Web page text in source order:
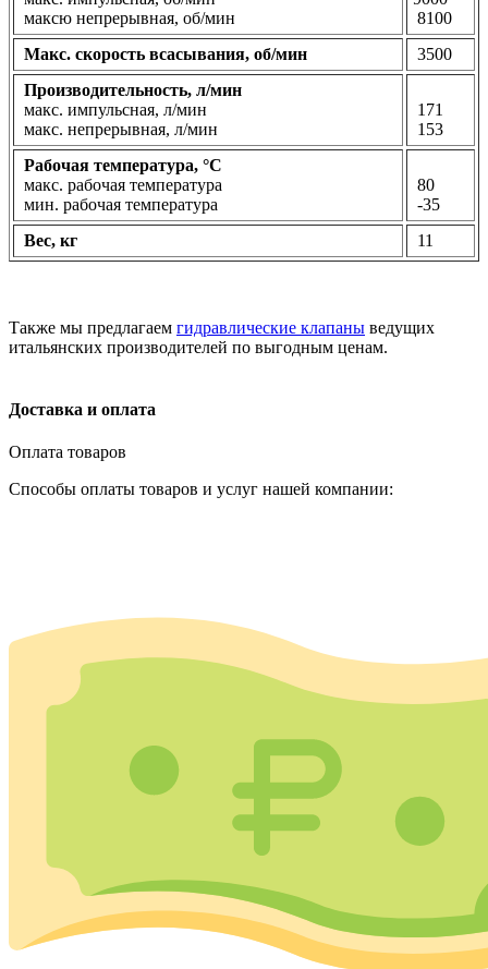
максю непрерывная, об/мин
8100
Макс. скорость всасывания, об/мин
3500
Производительность, л/мин
макс. импульсная, л/мин
макс. непрерывная, л/мин
171
153
Рабочая температура, °С
макс. рабочая температура
мин. рабочая температура
80
-35
Вес, кг
11
Также мы предлагаем гидравлические клапаны ведущих
итальянских производителей по выгодным ценам.
Доставка и оплата
Оплата товаров
Способы оплаты товаров и услуг нашей компании: